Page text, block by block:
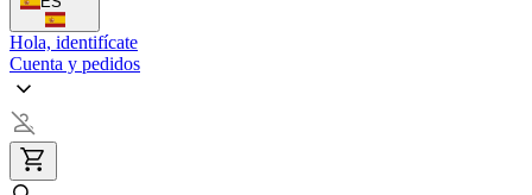
Hola, identifícate
Cuenta y pedidos